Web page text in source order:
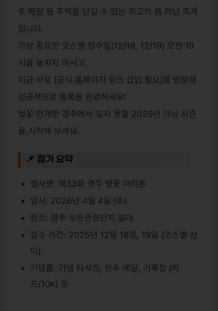
주 메달 등 추억을 남길 수 있는 최고의 봄 러닝 축제
입니다.
가장 중요한 코스별 접수일(12/18, 12/19) 오전 10
시를 놓치지 마시고,
지금 바로 [공식 홈페이지 링크 삽입 필요]를 방문해
성공적으로 등록을 완료하세요!
벚꽃 만개한 경주에서 잊지 못할 2026년 러닝 시즌
을 시작해 보세요.
📌 참가 요약
행사명: 제33회 경주 벚꽃 마라톤
일시: 2026년 4월 4일 (토)
장소: 경주 보문관광단지 일대
접수 기간: 2025년 12월 18일, 19일 (코스별 상
이)
기념품: 기념 티셔츠, 완주 메달, 기록칩 (하
프/10K) 등